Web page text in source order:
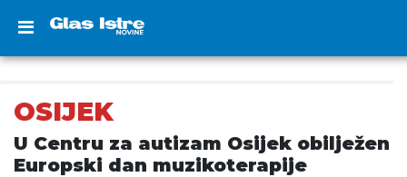
OSIJEK
U Centru za autizam Osijek obilježen
Europski dan muzikoterapije